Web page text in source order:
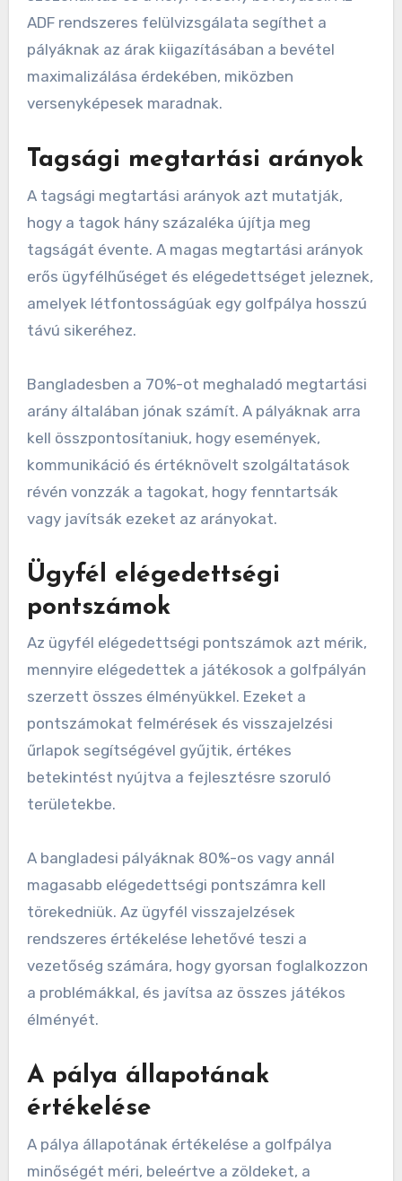
ADF rendszeres felülvizsgálata segíthet a
pályáknak az árak kiigazításában a bevétel
maximalizálása érdekében, miközben
versenyképesek maradnak.
Tagsági megtartási arányok
A tagsági megtartási arányok azt mutatják,
hogy a tagok hány százaléka újítja meg
tagságát évente. A magas megtartási arányok
erős ügyfélhűséget és elégedettséget jeleznek,
amelyek létfontosságúak egy golfpálya hosszú
távú sikeréhez.
Bangladesben a 70%-ot meghaladó megtartási
arány általában jónak számít. A pályáknak arra
kell összpontosítaniuk, hogy események,
kommunikáció és értéknövelt szolgáltatások
révén vonzzák a tagokat, hogy fenntartsák
vagy javítsák ezeket az arányokat.
Ügyfél elégedettségi
pontszámok
Az ügyfél elégedettségi pontszámok azt mérik,
mennyire elégedettek a játékosok a golfpályán
szerzett összes élményükkel. Ezeket a
pontszámokat felmérések és visszajelzési
űrlapok segítségével gyűjtik, értékes
betekintést nyújtva a fejlesztésre szoruló
területekbe.
A bangladesi pályáknak 80%-os vagy annál
magasabb elégedettségi pontszámra kell
törekedniük. Az ügyfél visszajelzések
rendszeres értékelése lehetővé teszi a
vezetőség számára, hogy gyorsan foglalkozzon
a problémákkal, és javítsa az összes játékos
élményét.
A pálya állapotának
értékelése
A pálya állapotának értékelése a golfpálya
minőségét méri, beleértve a zöldeket, a